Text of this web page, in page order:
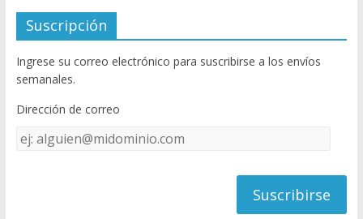
e
b
o
o
k
itt
er
u
T
u
e
C
Suscripción
Ingrese su correo electrónico para suscribirse a los envíos
semanales.
Dirección de correo
Dirección
de